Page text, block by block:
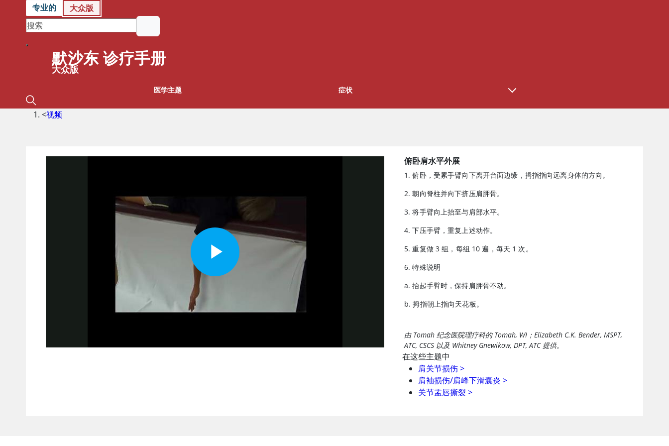
专业的 大众版
默沙东 诊疗手册
大众版
医学主题 症状
<视频
俯卧肩水平外展
1. 俯卧，受累手臂向下离开台面边缘，拇指指向远离身体的方向。
2. 朝向脊柱并向下挤压肩胛骨。
3. 将手臂向上抬至与肩部水平。
4. 下压手臂，重复上述动作。
5. 重复做 3 组，每组 10 遍，每天 1 次。
6. 特殊说明
a. 抬起手臂时，保持肩胛骨不动。
b. 拇指朝上指向天花板。
由 Tomah 纪念医院理疗科的 Tomah, WI；Elizabeth C.K. Bender, MSPT,
ATC, CSCS 以及 Whitney Gnewikow, DPT, ATC 提供。
在这些主题中
肩关节损伤>
肩袖损伤/肩峰下滑囊炎 >
关节盂唇撕裂>